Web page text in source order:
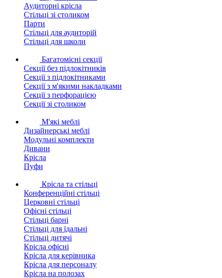
Аудиторні крісла
Стільці зі столиком
Парти
Стільці для аудиторій
Стільці для школи
Багатомісні секції
Секції без підлокітників
Секції з підлокітниками
Секції з м'якими накладками
Секції з перфорацією
Секції зі столиком
М'які меблі
Дизайнерські меблі
Модульні комплекти
Дивани
Крісла
Пуфи
Крісла та стільці
Конференційні стільці
Церковні стільці
Офісні стільці
Стільці барні
Стільці для їдальні
Стільці дитячі
Крісла офісні
Крісла для керівника
Крісла для персоналу
Крісла на полозах